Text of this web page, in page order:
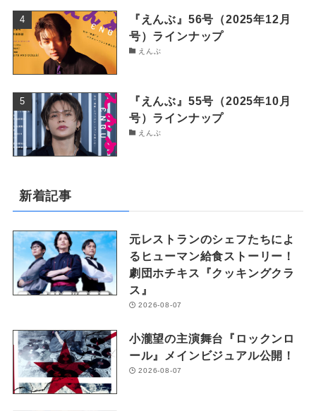
『えんぶ』56号（2025年12月
号）ラインナップ
えんぶ
『えんぶ』55号（2025年10月
号）ラインナップ
えんぶ
新着記事
元レストランのシェフたちによ
るヒューマン給食ストーリー！
劇団ホチキス『クッキングクラ
ス』
2026-08-07
小瀧望の主演舞台『ロックンロ
ール』メインビジュアル公開！
2026-08-07